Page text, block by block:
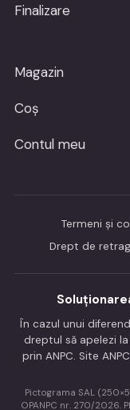
Finalizare
Magazin
Coș
Contul meu
Termeni și
Drept de
În cazul unui
dreptul să apelezi la
prin ANPC. Site
Pictograma SAL
OPANPC nr. 270/2026.